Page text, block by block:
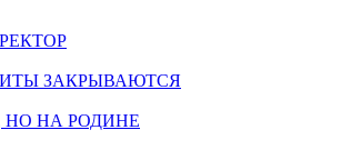
ЗАКРЫВАЮТСЯ
НО НА РОДИНЕ